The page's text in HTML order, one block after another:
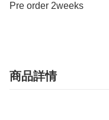
Pre order 2weeks
商品詳情